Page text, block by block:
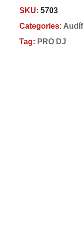
SKU: 5703
Categories:
Tag: PRO DJ